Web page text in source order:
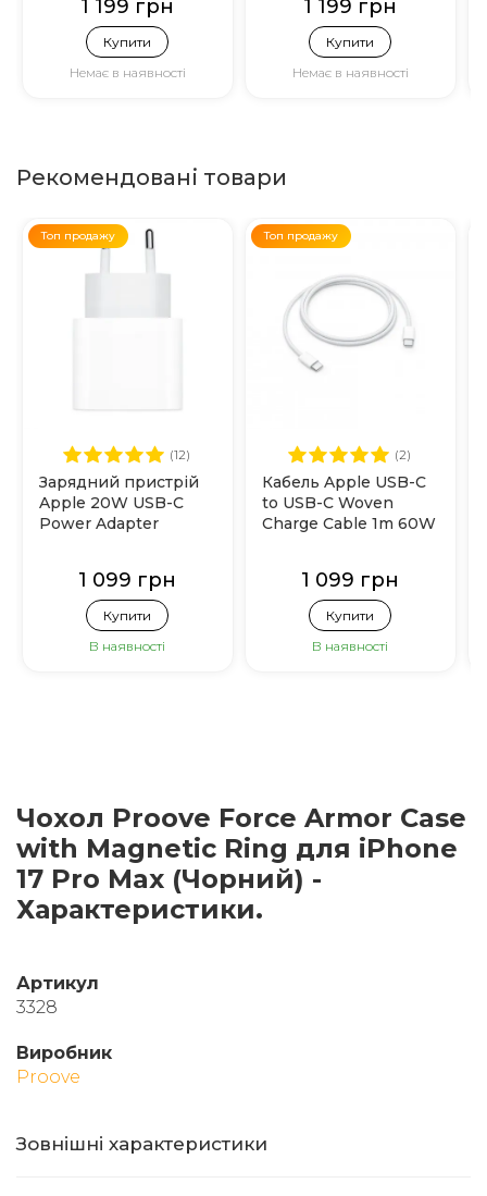
1 199 грн
Купити
Немає в наявності
1 199 грн
Купити
Немає в наявності
Рекомендовані товари
Топ продажу
(12)
Зарядний пристрій
Apple 20W USB-C
Power Adapter
1 099 грн
Купити
В наявності
Топ продажу
(2)
Кабель Apple USB-C
to USB-C Woven
Charge Cable 1m 60W
1 099 грн
Купити
В наявності
Чохол Proove Force Armor Case
with Magnetic Ring для iPhone
17 Pro Max (Чорний) -
Характеристики.
Артикул
3328
Виробник
Proove
Зовнішні характеристики